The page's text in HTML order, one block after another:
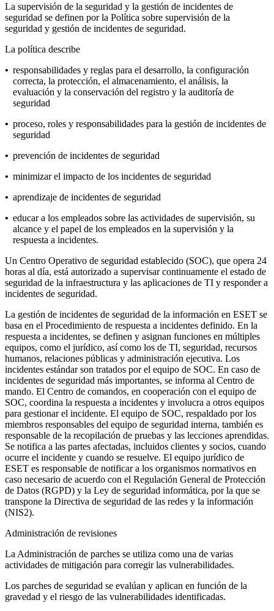
La supervisión de la seguridad y la gestión de incidentes de
seguridad se definen por la Política sobre supervisión de la
seguridad y gestión de incidentes de seguridad.
La política describe
• responsabilidades y reglas para el desarrollo, la configuración
correcta, la protección, el almacenamiento, el análisis, la
evaluación y la conservación del registro y la auditoría de
seguridad
• proceso, roles y responsabilidades para la gestión de incidentes de
seguridad
• prevención de incidentes de seguridad
• minimizar el impacto de los incidentes de seguridad
• aprendizaje de incidentes de seguridad
• educar a los empleados sobre las actividades de supervisión, su
alcance y el papel de los empleados en la supervisión y la
respuesta a incidentes.
Un Centro Operativo de seguridad establecido (SOC), que opera 24
horas al día, está autorizado a supervisar continuamente el estado de
seguridad de la infraestructura y las aplicaciones de TI y responder a
incidentes de seguridad.
La gestión de incidentes de seguridad de la información en ESET se
basa en el Procedimiento de respuesta a incidentes definido. En la
respuesta a incidentes, se definen y asignan funciones en múltiples
equipos, como el jurídico, así como los de TI, seguridad, recursos
humanos, relaciones públicas y administración ejecutiva. Los
incidentes estándar son tratados por el equipo de SOC. En caso de
incidentes de seguridad más importantes, se informa al Centro de
mando. El Centro de comandos, en cooperación con el equipo de
SOC, coordina la respuesta a incidentes y involucra a otros equipos
para gestionar el incidente. El equipo de SOC, respaldado por los
miembros responsables del equipo de seguridad interna, también es
responsable de la recopilación de pruebas y las lecciones aprendidas.
Se notifica a las partes afectadas, incluidos clientes y socios, cuando
ocurre el incidente y cuando se resuelve. El equipo jurídico de
ESET es responsable de notificar a los organismos normativos en
caso necesario de acuerdo con el Regulación General de Protección
de Datos (RGPD) y la Ley de seguridad informática, por la que se
transpone la Directiva de seguridad de las redes y la información
(NIS2).
Administración de revisiones
La Administración de parches se utiliza como una de varias
actividades de mitigación para corregir las vulnerabilidades.
Los parches de seguridad se evalúan y aplican en función de la
gravedad y el riesgo de las vulnerabilidades identificadas.